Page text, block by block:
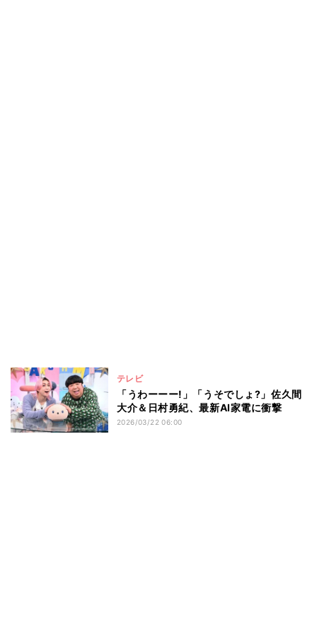
テレビ
「うわーーー!」「うそでしょ?」佐久間
大介＆日村勇紀、最新AI家電に衝撃
2026/03/22 06:00